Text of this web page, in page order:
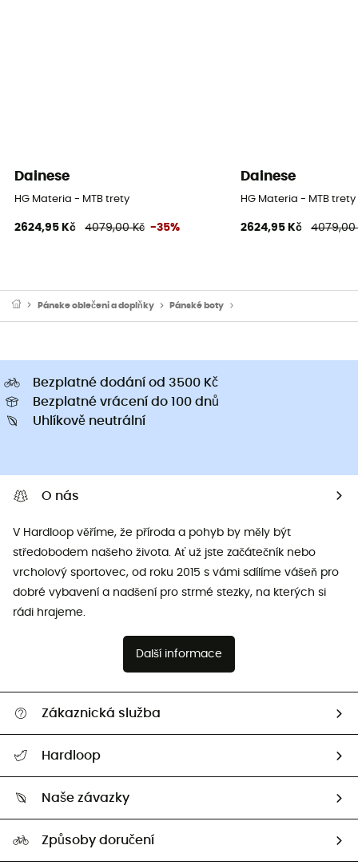
Dainese
HG Materia - MTB trety
2624,95 Kč 4079,00 Kč -35%
Dainese
HG Materia - MTB trety
2624,95 Kč 4079,00
Pánske oblečeni a doplňky Pánské boty
Bezplatné dodání od 3500 Kč
Bezplatné vrácení do 100 dnů
Uhlíkově neutrální
O nás
V Hardloop věříme, že příroda a pohyb by měly být
středobodem našeho života. Ať už jste začátečník nebo
vrcholový sportovec, od roku 2015 s vámi sdílíme vášeň pro
dobré vybavení a nadšení pro strmé stezky, na kterých si
rádi hrajeme.
Další informace
Zákaznická služba
Vrácení zboží a peněz
Hardloop
Naši Ambasadoři
Naše závazky
Způsoby doručení